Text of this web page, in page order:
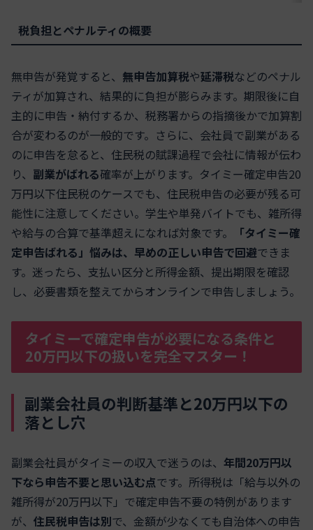
税負担とペナルティの概要
無申告が発覚すると、 無申告加算税や延滞税などのペナル
ティが加算され、結果的に負担が膨らみます。期限後に自
主的に申告・納付するか、税務署からの指摘後かで加算割
合が変わるのが一般的です。さらに、会社員で副業がある
のに申告を怠ると、住民税の賦課過程で会社に情報が伝わ
り、 副業がばれる確率が上がります。タイミー確定申告20
万円以下住民税のケースでも、住民税申告の必要が残る可
能性に注意してください。学生や単発バイトでも、雑所得
や給与の合算で基準超えになれば対象です。
「タイミー確
定申告ばれる」悩みは、早めの正しい申告で回避できま
す。迷ったら、支払い区分と所得金額、提出期限を確認
し、必要書類を整えてからオンラインで申告しましょう。
タイミーで確定申告が必要になる条件と
20万円以下の扱いを完全マスター！
副業会社員の判断基準と20万円以下の
落とし穴
副業会社員がタイミーの収入で迷うのは、 年間20万円以
下なら申告不要と思い込む点です。所得税は「給与以外の
雑所得が20万円以下」で確定申告不要の特例があります
が、 住民税申告は別で、金額が少なくても自治体への申告